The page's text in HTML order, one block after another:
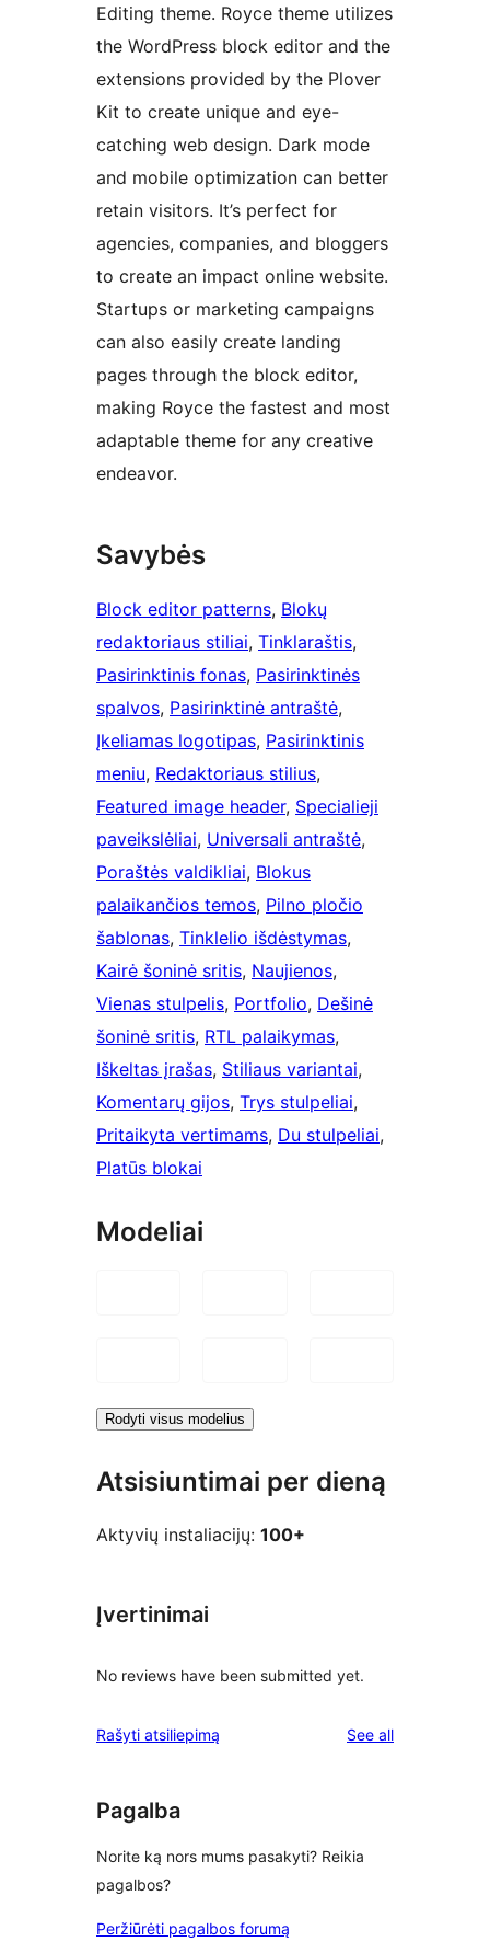
Editing theme. Royce theme utilizes
the WordPress block editor and the
extensions provided by the Plover
Kit to create unique and eye-
catching web design. Dark mode
and mobile optimization can better
retain visitors. It’s perfect for
agencies, companies, and bloggers
to create an impact online website.
Startups or marketing campaigns
can also easily create landing
pages through the block editor,
making Royce the fastest and most
adaptable theme for any creative
endeavor.
Savybės
Block editor patterns, Blokų
redaktoriaus stiliai, Tinklaraštis
Pasirinktinis fonas, Pasirinktinės
spalvos, Pasirinktinė antraštė
Įkeliamas logotipas, Pasirinktinis
meniu, Redaktoriaus stilius
Featured image header, Specialieji
paveikslėliai, Universali antraštė
Poraštės valdikliai, Blokus
palaikančios temos, Pilno pločio
šablonas, Tinklelio išdėstymas
Kairė šoninė sritis, Naujienos
Vienas stulpelis, Portfolio, Dešinė
šoninė sritis, RTL palaikymas
Iškeltas įrašas, Stiliaus variantai
Komentarų gijos, Trys stulpeliai
Pritaikyta vertimams, Du stulpeliai
Platūs blokai
Modeliai
Rodyti visus modelius
Atsisiuntimai per dieną
Aktyvių instaliacijų: 100+
Įvertinimai
No reviews have been submitted yet.
Rašyti atsiliepimą See allreviews
Pagalba
Norite ką nors mums pasakyti? Reikia
pagalbos?
Peržiūrėti pagalbos forumą